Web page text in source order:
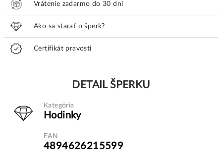
Vrátenie zadarmo do 30 dní
Ako sa starať o šperk?
Certifikát pravosti
DETAIL ŠPERKU
Kategória
Hodinky
EAN
4894626215599